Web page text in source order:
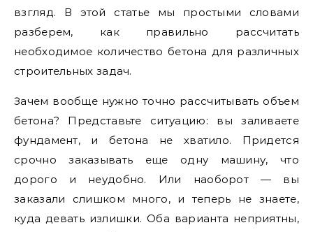
взгляд. В этой статье мы простыми словами
разберем, как правильно рассчитать
необходимое количество бетона для различных
строительных задач.
Зачем вообще нужно точно рассчитывать объем
бетона? Представьте ситуацию: вы заливаете
фундамент, и бетона не хватило. Придется
срочно заказывать еще одну машину, что
дорого и неудобно. Или наоборот — вы
заказали слишком много, и теперь не знаете,
куда девать излишки. Оба варианта неприятны,